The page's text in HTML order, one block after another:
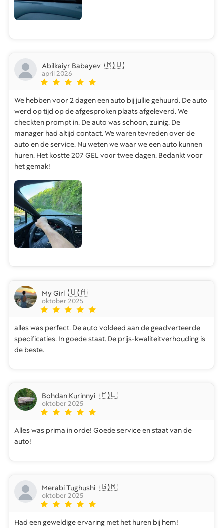
Abilkaiyr Babayev 🇷🇺
april 2026
We hebben voor 2 dagen een auto bij jullie gehuurd. De auto
werd op tijd op de afgesproken plaats afgeleverd. We
checkten prompt in. De auto was schoon, zuinig. De
manager had altijd contact. We waren tevreden over de
auto en de service. Nu weten we waar we een auto kunnen
huren. Het kostte 207 GEL voor twee dagen. Bedankt voor
het gemak!
My Girl 🇺🇦
oktober 2025
alles was perfect. De auto voldeed aan de geadverteerde
specificaties. In goede staat. De prijs-kwaliteitverhouding is
de beste.
Bohdan Kurinnyi 🇵🇱
oktober 2025
Alles was prima in orde! Goede service en staat van de
auto!
Merabi Tughushi 🇬🇷
oktober 2025
Had een geweldige ervaring met het huren bij hem!